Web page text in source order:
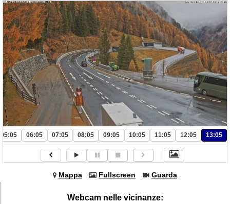
05:05 06:05 07:05 08:05 09:05 10:05 11:05 12:05 13:05
Mappa Fullscreen Guarda
Webcam nelle vicinanze: